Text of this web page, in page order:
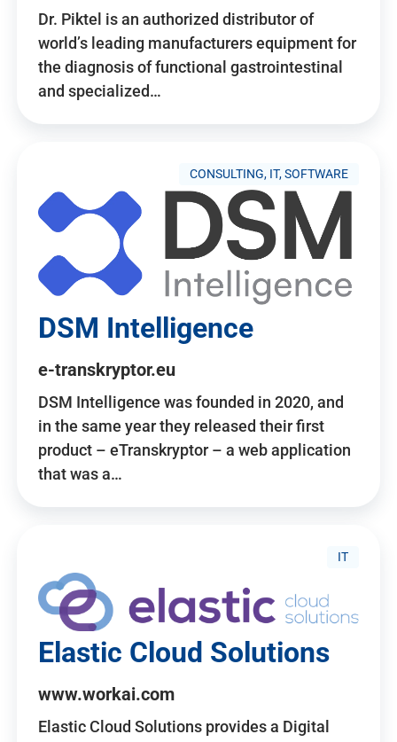
Dr. Piktel is an authorized distributor of
world’s leading manufacturers equipment for
the diagnosis of functional gastrointestinal
and specialized…
CONSULTING, IT, SOFTWARE
DSM Intelligence
e-transkryptor.eu
DSM Intelligence was founded in 2020, and
in the same year they released their first
product – eTranskryptor – a web application
that was a…
IT
Elastic Cloud Solutions
www.workai.com
Elastic Cloud Solutions provides a Digital